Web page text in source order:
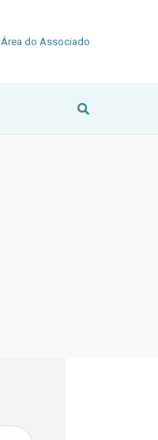
Área do Associado